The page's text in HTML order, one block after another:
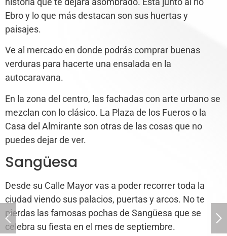
Ebro y lo que más destacan son sus huertas y
paisajes.
Ve al mercado en donde podrás comprar buenas
verduras para hacerte una ensalada en la
autocaravana.
En la zona del centro, las fachadas con arte urbano se
mezclan con lo clásico. La Plaza de los Fueros o la
Casa del Almirante son otras de las cosas que no
puedes dejar de ver.
Sangüesa
Desde su Calle Mayor vas a poder recorrer toda la
ciudad viendo sus palacios, puertas y arcos. No te
pierdas las famosas pochas de Sangüesa que se
celebra su fiesta en el mes de septiembre.